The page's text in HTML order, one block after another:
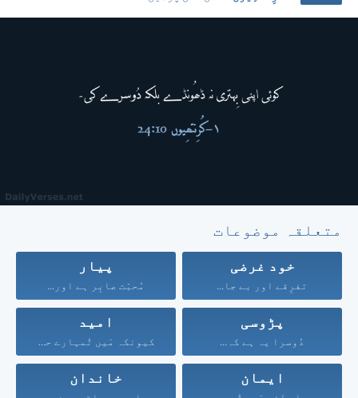
متعلقہ موضوعات
خود غرضی
تفرِقے اور بے جا...
پیار
مُحبّت صابِر ہے اور...
پڑوسی
دُوسرا یہ ہے کہ...
امید
کیونکہ مَیں تُمہارے حق...
ایمان خاندان